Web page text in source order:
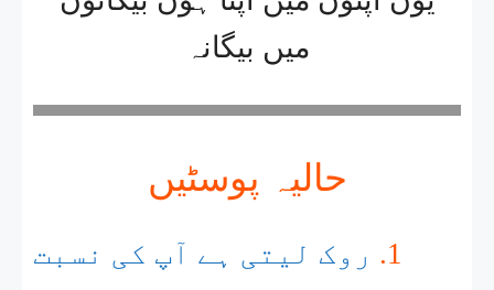
میں بیگانہ
حالیہ پوسٹیں
روک لیتی ہے آپ کی نسبت